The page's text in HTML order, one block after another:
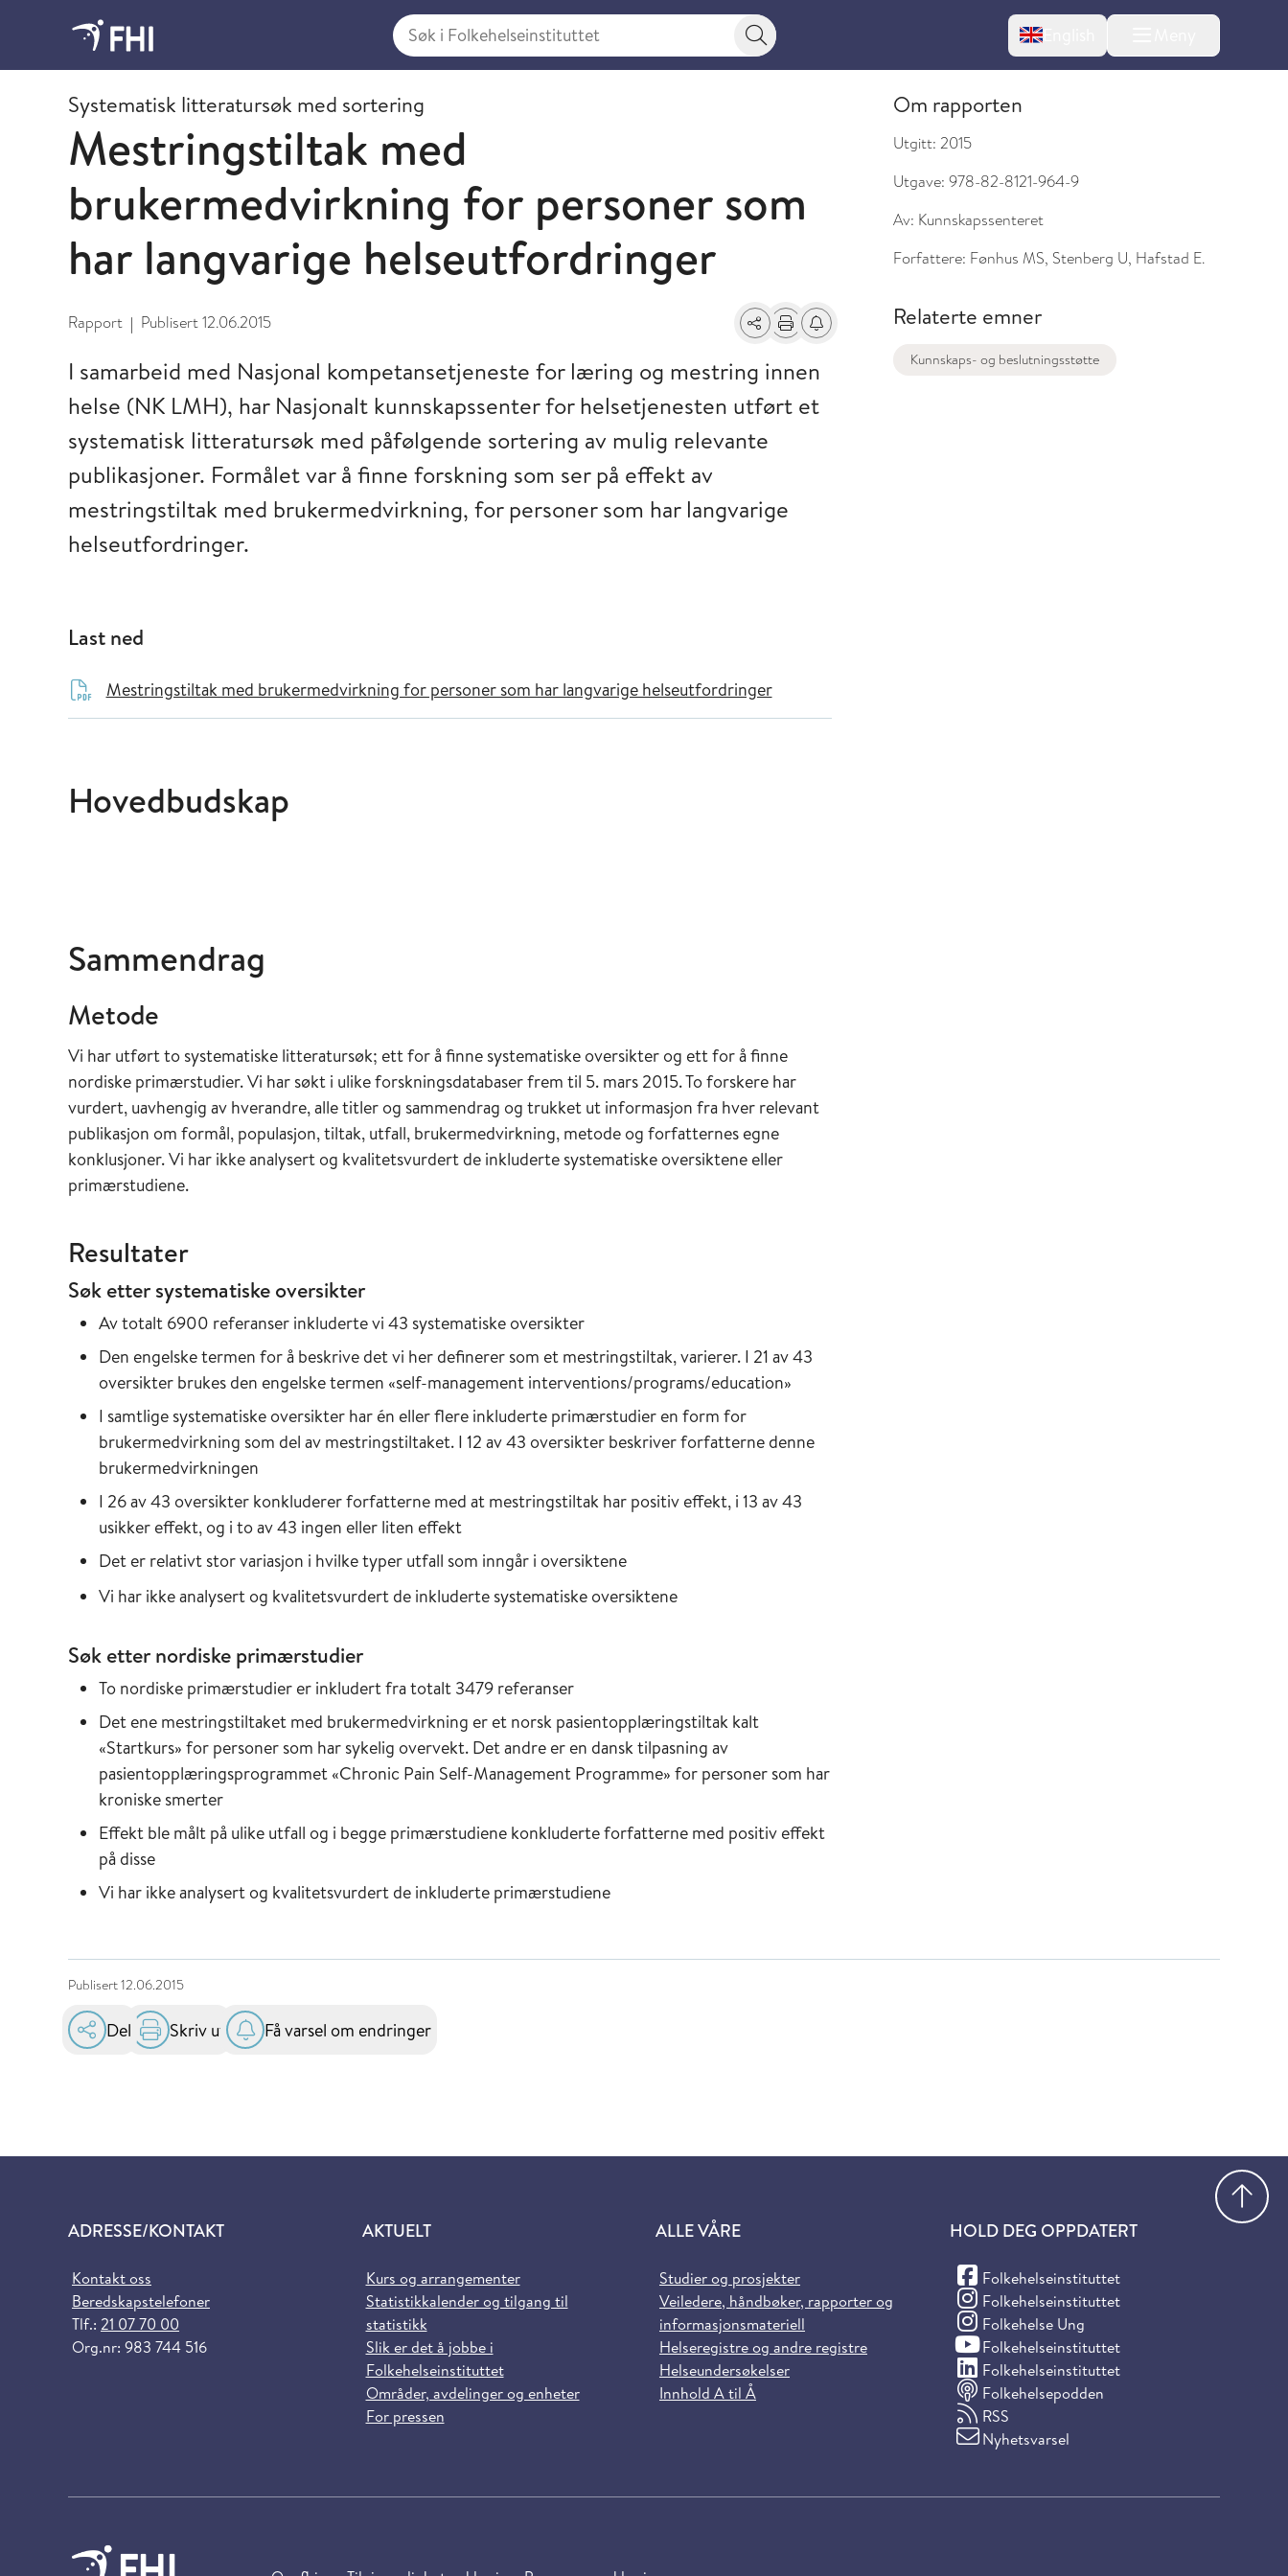
Søk i Folkehelseinstituttet
Søkeknapp English
2015 - publikasjoner fra FHI
Systematisk litteratursøk med sortering
Mestringstiltak med
brukermedvirkning for personer som
har langvarige helseutfordringer
Rapport | Publisert12.06.2015 Del Skriv utFå varsel om endringer
I samarbeid med Nasjonal kompetansetjeneste for læring og mestring innen
helse (NK LMH), har Nasjonalt kunnskapssenter for helsetjenesten utført et
systematisk litteratursøk med påfølgende sortering av mulig relevante
publikasjoner. Formålet var å finne forskning som ser på effekt av
mestringstiltak med brukermedvirkning, for personer som har langvarige
helseutfordringer.
Last ned
Mestringstiltak med brukermedvirkning for personer som har langvarige helseutfordringer
Hovedbudskap
Sammendrag
Metode
Vi har utført to systematiske litteratursøk; ett for å finne systematiske oversikter og ett for å finne
nordiske primærstudier. Vi har søkt i ulike forskningsdatabaser frem til 5. mars 2015. To forskere har
vurdert, uavhengig av hverandre, alle titler og sammendrag og trukket ut informasjon fra hver relevant
publikasjon om formål, populasjon, tiltak, utfall, brukermedvirkning, metode og forfatternes egne
konklusjoner. Vi har ikke analysert og kvalitetsvurdert de inkluderte systematiske oversiktene eller
primærstudiene.
Resultater
Søk etter systematiske oversikter
Av totalt 6900 referanser inkluderte vi 43 systematiske oversikter
Den engelske termen for å beskrive det vi her definerer som et mestringstiltak, varierer. I 21 av 43
oversikter brukes den engelske termen «self-management interventions/programs/education»
I samtlige systematiske oversikter har én eller flere inkluderte primærstudier en form for
brukermedvirkning som del av mestringstiltaket. I 12 av 43 oversikter beskriver forfatterne denne
brukermedvirkningen
I 26 av 43 oversikter konkluderer forfatterne med at mestringstiltak har positiv effekt, i 13 av 43
usikker effekt, og i to av 43 ingen eller liten effekt
Det er relativt stor variasjon i hvilke typer utfall som inngår i oversiktene
Vi har ikke analysert og kvalitetsvurdert de inkluderte systematiske oversiktene
Søk etter nordiske primærstudier
To nordiske primærstudier er inkludert fra totalt 3479 referanser
Det ene mestringstiltaket med brukermedvirkning er et norsk pasientopplæringstiltak kalt
«Startkurs» for personer som har sykelig overvekt. Det andre er en dansk tilpasning av
pasientopplæringsprogrammet «Chronic Pain Self-Management Programme» for personer som har
kroniske smerter
Effekt ble målt på ulike utfall og i begge primærstudiene konkluderte forfatterne med positiv effekt
på disse
Vi har ikke analysert og kvalitetsvurdert de inkluderte primærstudiene
Om rapporten
Utgitt: 2015
Utgave: 978-82-8121-964-9
Av: Kunnskapssenteret
Forfattere: Fønhus MS, Stenberg U, Hafstad E.
Relaterte emner
Kunnskaps- og beslutningsstøtte
Publisert12.06.2015
Del Skriv ut Få varsel om endringer
ADRESSE/KONTAKT
Kontakt oss
Beredskapstelefoner
Tlf.: 21 07 70 00
Org.nr: 983 744 516
AKTUELT
Kurs og arrangementer
Statistikkalender og tilgang til
statistikk
Slik er det å jobbe i
Folkehelseinstituttet
Områder, avdelinger og enheter
For pressen
ALLE VÅRE
Studier og prosjekter
Veiledere, håndbøker, rapporter og
informasjonsmateriell
Helseregistre og andre registre
Helseundersøkelser
Innhold A til Å
HOLD DEG OPPDATERT
Folkehelseinstituttet
(Facebook)
Folkehelseinstituttet
(Instagram)
Folkehelse Ung
(Instagram)
Folkehelseinstituttet
(YouTube)
Folkehelseinstituttet
(LinkedIn)
Folkehelsepodden
RSS
Nyhetsvarsel